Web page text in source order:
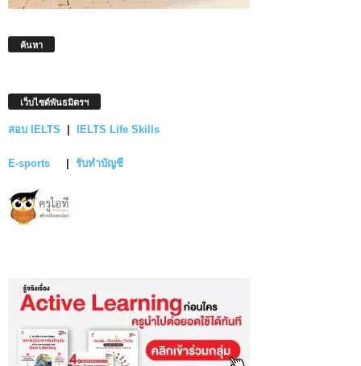
ค้นหา
เว็บไซต์พันธมิตรฯ
สอบ IELTS | IELTS Life Skills
E-sports | รับทำบัญชี